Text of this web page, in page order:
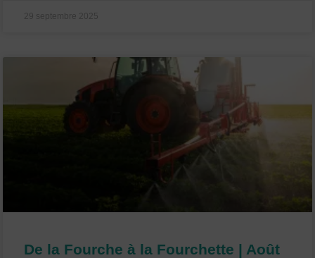
29 septembre 2025
De la Fourche à la Fourchette | Août